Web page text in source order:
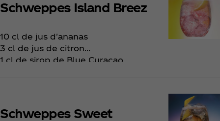
Schweppes Island Breez
10 cl de jus d'ananas
3 cl de jus de citron
1 cl de sirop de Blue Curaçao
Schweppes Sweet